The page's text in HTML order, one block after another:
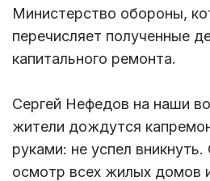
Министерство обороны,
перечисляет полученные
капитального ремонта.
Сергей Нефедов на наши
жители дождутся
руками: не успел
осмотр всех жилых домов